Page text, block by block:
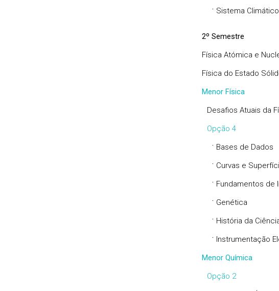
· Sistema Climático
2º Semestre
Física Atómica e
Física do Estado
Menor Física
Desafios Atuais da
Opção 4
· Bases de Dados
· Curvas e
· Fundamentos de
· Genética
· História da
· Instrumentação
Menor Química
Opção 2